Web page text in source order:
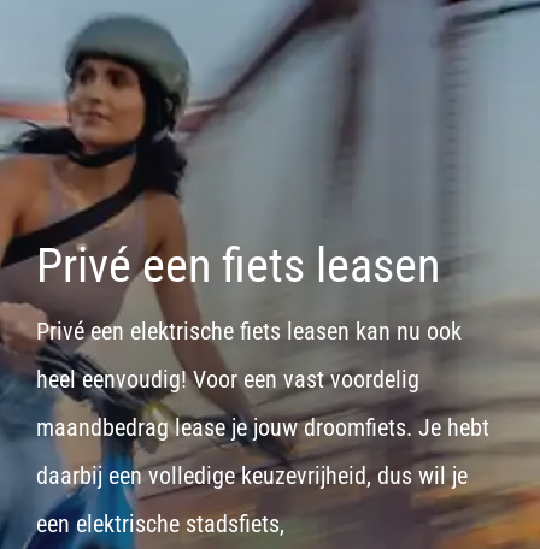
Privé een fiets leasen
Privé een elektrische fiets leasen kan nu ook
heel eenvoudig! Voor een vast voordelig
maandbedrag lease je jouw droomfiets. Je hebt
daarbij een volledige keuzevrijheid, dus wil je
eenelektrische stadsfiets,